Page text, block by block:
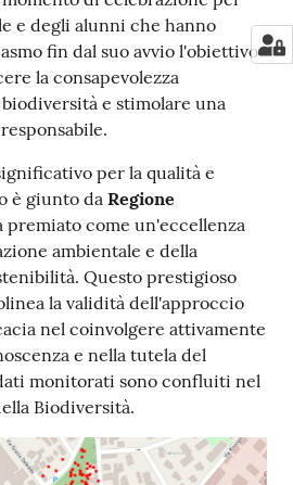
e degli alunni che hanno
fin dal suo avvio l'obiettivo
la consapevolezza
e stimolare una
per la qualità e
è giunto da Regione
premiato come un'eccellenza
ambientale e della
Questo prestigioso
la validità dell'approccio
nel coinvolgere attivamente
e nella tutela del
monitorati sono confluiti nel
Biodiversità.